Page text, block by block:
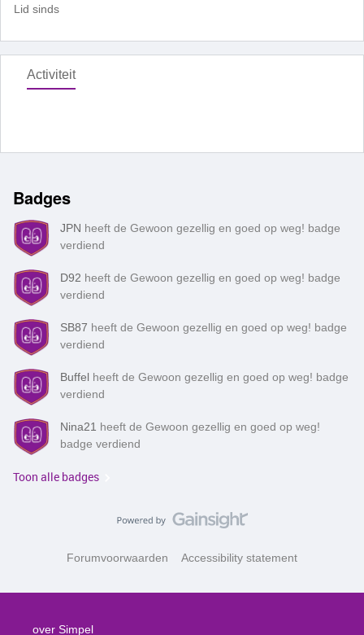
Lid sinds
Activiteit
Badges
JPN heeft de Gewoon gezellig en goed op weg! badge
verdiend
D92 heeft de Gewoon gezellig en goed op weg! badge
verdiend
SB87 heeft de Gewoon gezellig en goed op weg! badge
verdiend
Buffel heeft de Gewoon gezellig en goed op weg! badge
verdiend
Nina21 heeft de Gewoon gezellig en goed op weg!
badge verdiend
Toon alle badges
Forumvoorwaarden Accessibility statement
over Simpel